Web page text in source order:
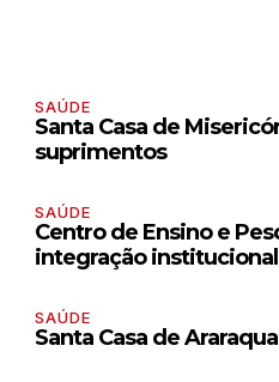
SAÚDE
Santa Casa de
suprimentos
SAÚDE
Centro de Ensino e
integração
SAÚDE
Santa Casa de